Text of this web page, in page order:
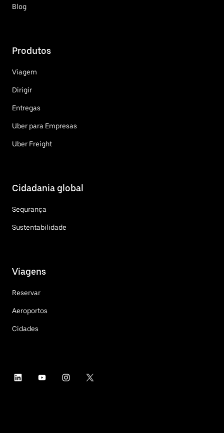
Blog
Produtos
Viagem
Dirigir
Entregas
Uber para Empresas
Uber Freight
Cidadania global
Segurança
Sustentabilidade
Viagens
Reservar
Aeroportos
Cidades